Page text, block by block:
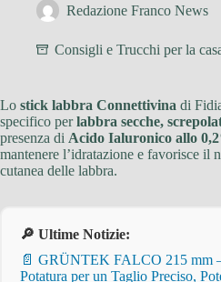
Redazione Franco News
Consigli e Trucchi per la
Lo stick labbra Connettivina di
specifico perlabbra secche,
presenza di Acido Ialuronico allo
mantenere l’idratazione e favorisce il
cutanea delle labbra.
🔎 Ultime Notizie:
📄 GRÜNTEK FALCO 215 mm
Potatura per un Taglio Preciso,